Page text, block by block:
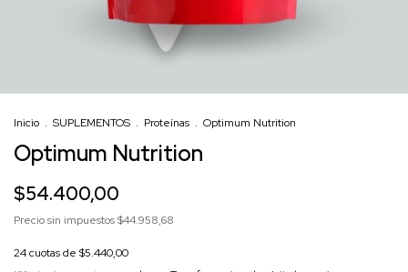
Inicio . SUPLEMENTOS . Proteínas . Optimum Nutrition
Optimum Nutrition
$54.400,00
Precio sin impuestos$44.958,68
24cuotas de $5.440,00